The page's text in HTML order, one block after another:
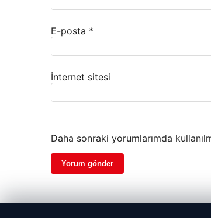
E-posta *
İnternet sitesi
Daha sonraki yorumlarımda